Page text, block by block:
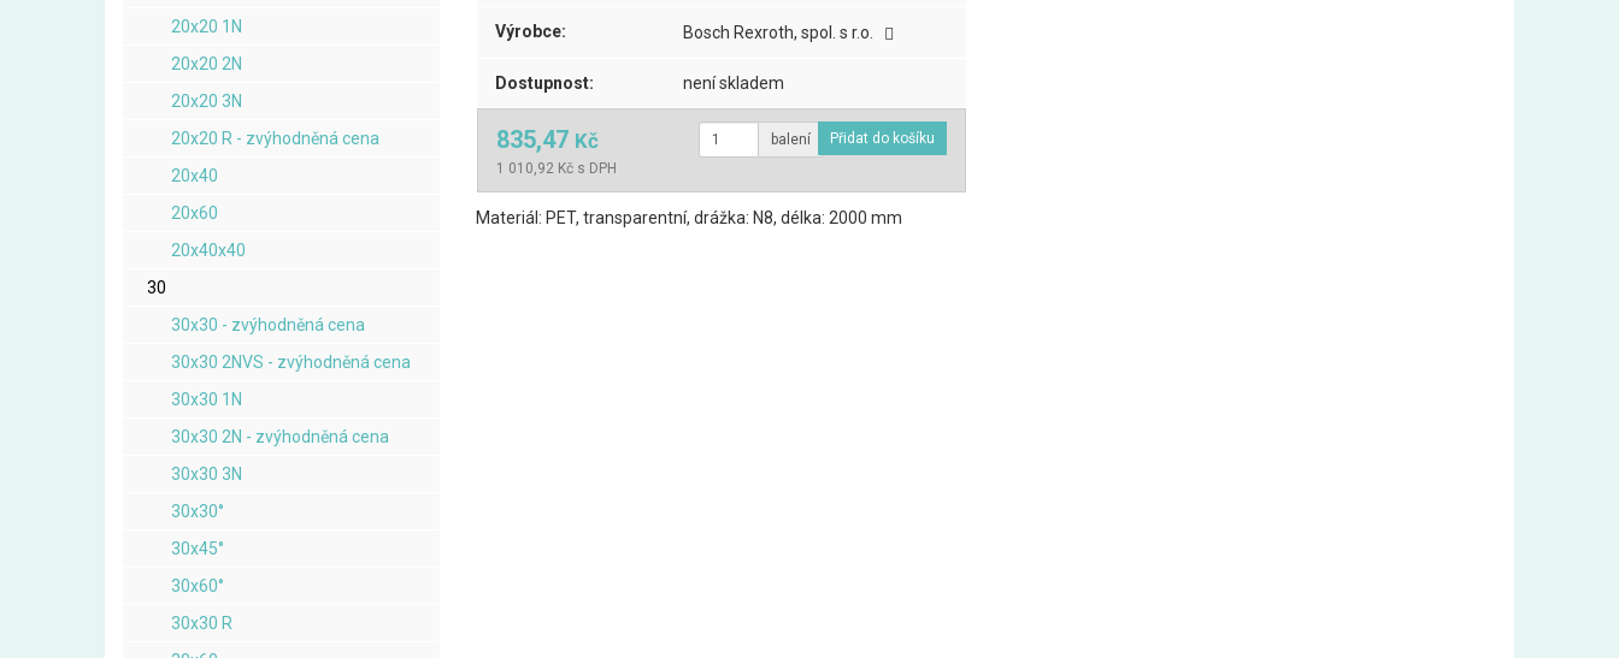
20x20 1N
20x20 2N
20x20 3N
20x20 R - zvýhodněná cena
20x40
20x60
20x40x40
30
30x30 - zvýhodněná cena
30x30 2NVS - zvýhodněná cena
30x30 1N
30x30 2N - zvýhodněná cena
30x30 3N
30x30°
30x45°
30x60°
30x30 R
Výrobce: Bosch Rexroth, spol. s r.o.
Dostupnost: není skladem
835,47 Kč
1 010,92 Kč s DPH
balení
Materiál: PET, transparentní, drážka: N8, délka: 2000 mm